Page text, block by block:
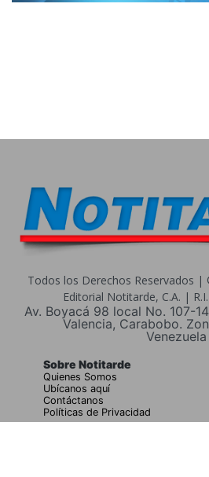
Todos los Derechos Reservados |
Editorial Notitarde, C.A. |
Av. Boyacá 98 local No. 107-
Valencia, Carabobo.
Venezuela
Sobre Notitarde
Quienes Somos
Ubícanos aquí
Contáctanos
Políticas de Privacidad